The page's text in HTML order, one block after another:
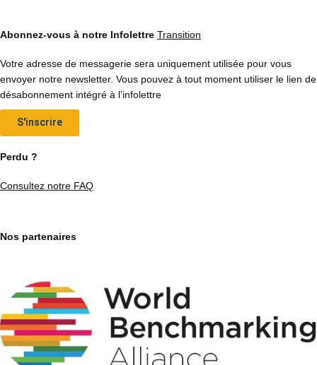
Abonnez-vous à notre Infolettre Transition
Votre adresse de messagerie sera uniquement utilisée pour vous
envoyer notre newsletter. Vous pouvez à tout moment utiliser le lien de
désabonnement intégré à l’infolettre
S'inscrire
Perdu ?
Consultez notre FAQ
Nos partenaires